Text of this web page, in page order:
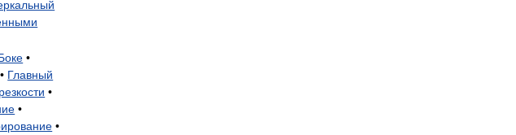
•
• Главный
резкости •
•
•